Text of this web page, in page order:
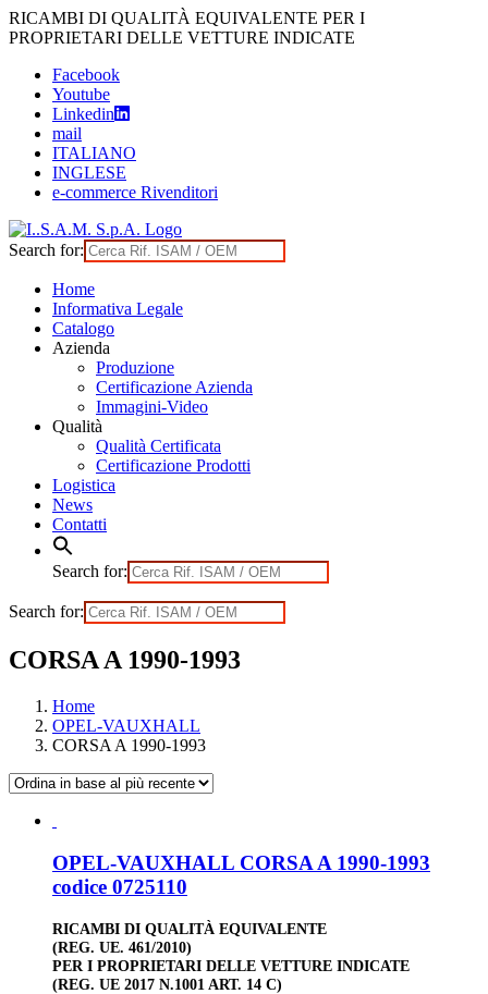
Skip
to
RICAMBI DI QUALITÀ EQUIVALENTE PER I
PROPRIETARI DELLE VETTURE INDICATE
Facebook
Youtube
Linkedin
mail
ITALIANO
INGLESE
e-commerce Rivenditori
Search for:
Home
Informativa Legale
Catalogo
Azienda
Produzione
Certificazione Azienda
Immagini-Video
Qualità
Qualità Certificata
Certificazione Prodotti
Logistica
News
Contatti
Search for:
Search for:
CORSA A 1990-1993
Home
OPEL-VAUXHALL
CORSA A 1990-1993
OPEL-VAUXHALL CORSA A 1990-1993
codice 0725110
RICAMBI DI QUALITÀ EQUIVALENTE
(REG. UE. 461/2010)
PER I PROPRIETARI DELLE VETTURE INDICATE
(REG. UE 2017 N.1001 ART. 14 C)